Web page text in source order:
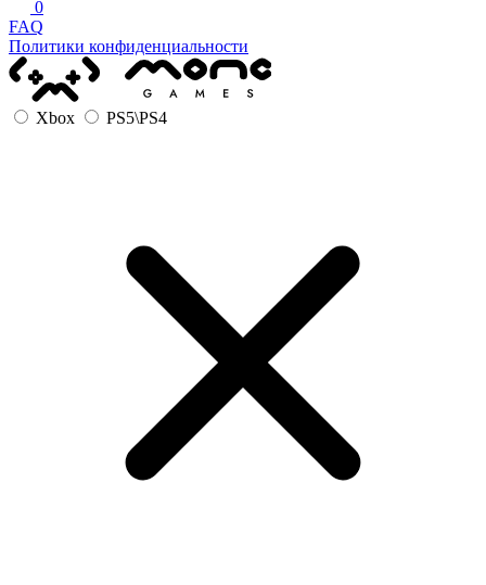
0
FAQ
Политики конфиденциальности
Xbox PS5\PS4